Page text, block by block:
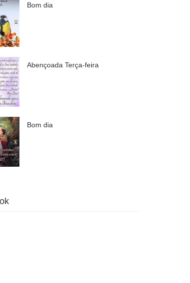
Bom dia
Abençoada Terça-feira
Bom dia